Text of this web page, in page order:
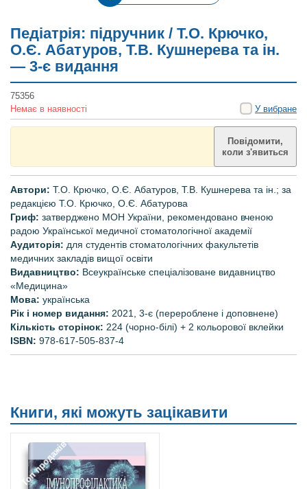
Педіатрія: підручник / Т.О. Крючко,
О.Є. Абатуров, Т.В. Кушнерева та ін.
— 3-є видання
75356
Немає в наявності
У вибране
Повідомити,
коли з'явиться
Автори: Т.О. Крючко, О.Є. Абатуров, Т.В. Кушнерева та ін.; за
редакцією Т.О. Крючко, О.Є. Абатурова
Гриф: затверджено МОН України, рекомендовано вченою
радою Української медичної стоматологічної академії
Аудиторія: для студентів стоматологічних факультетів
медичних закладів вищої освіти
Видавництво: Всеукраїнське спеціалізоване видавництво
«Медицина»
Мова: українська
Рік і номер видання: 2021, 3-є (перероблене і доповнене)
Кількість сторінок: 224 (чорно-білі) + 2 кольорової вклейки
ISBN: 978-617-505-837-4
Книги, які можуть зацікавити
Топ продажів